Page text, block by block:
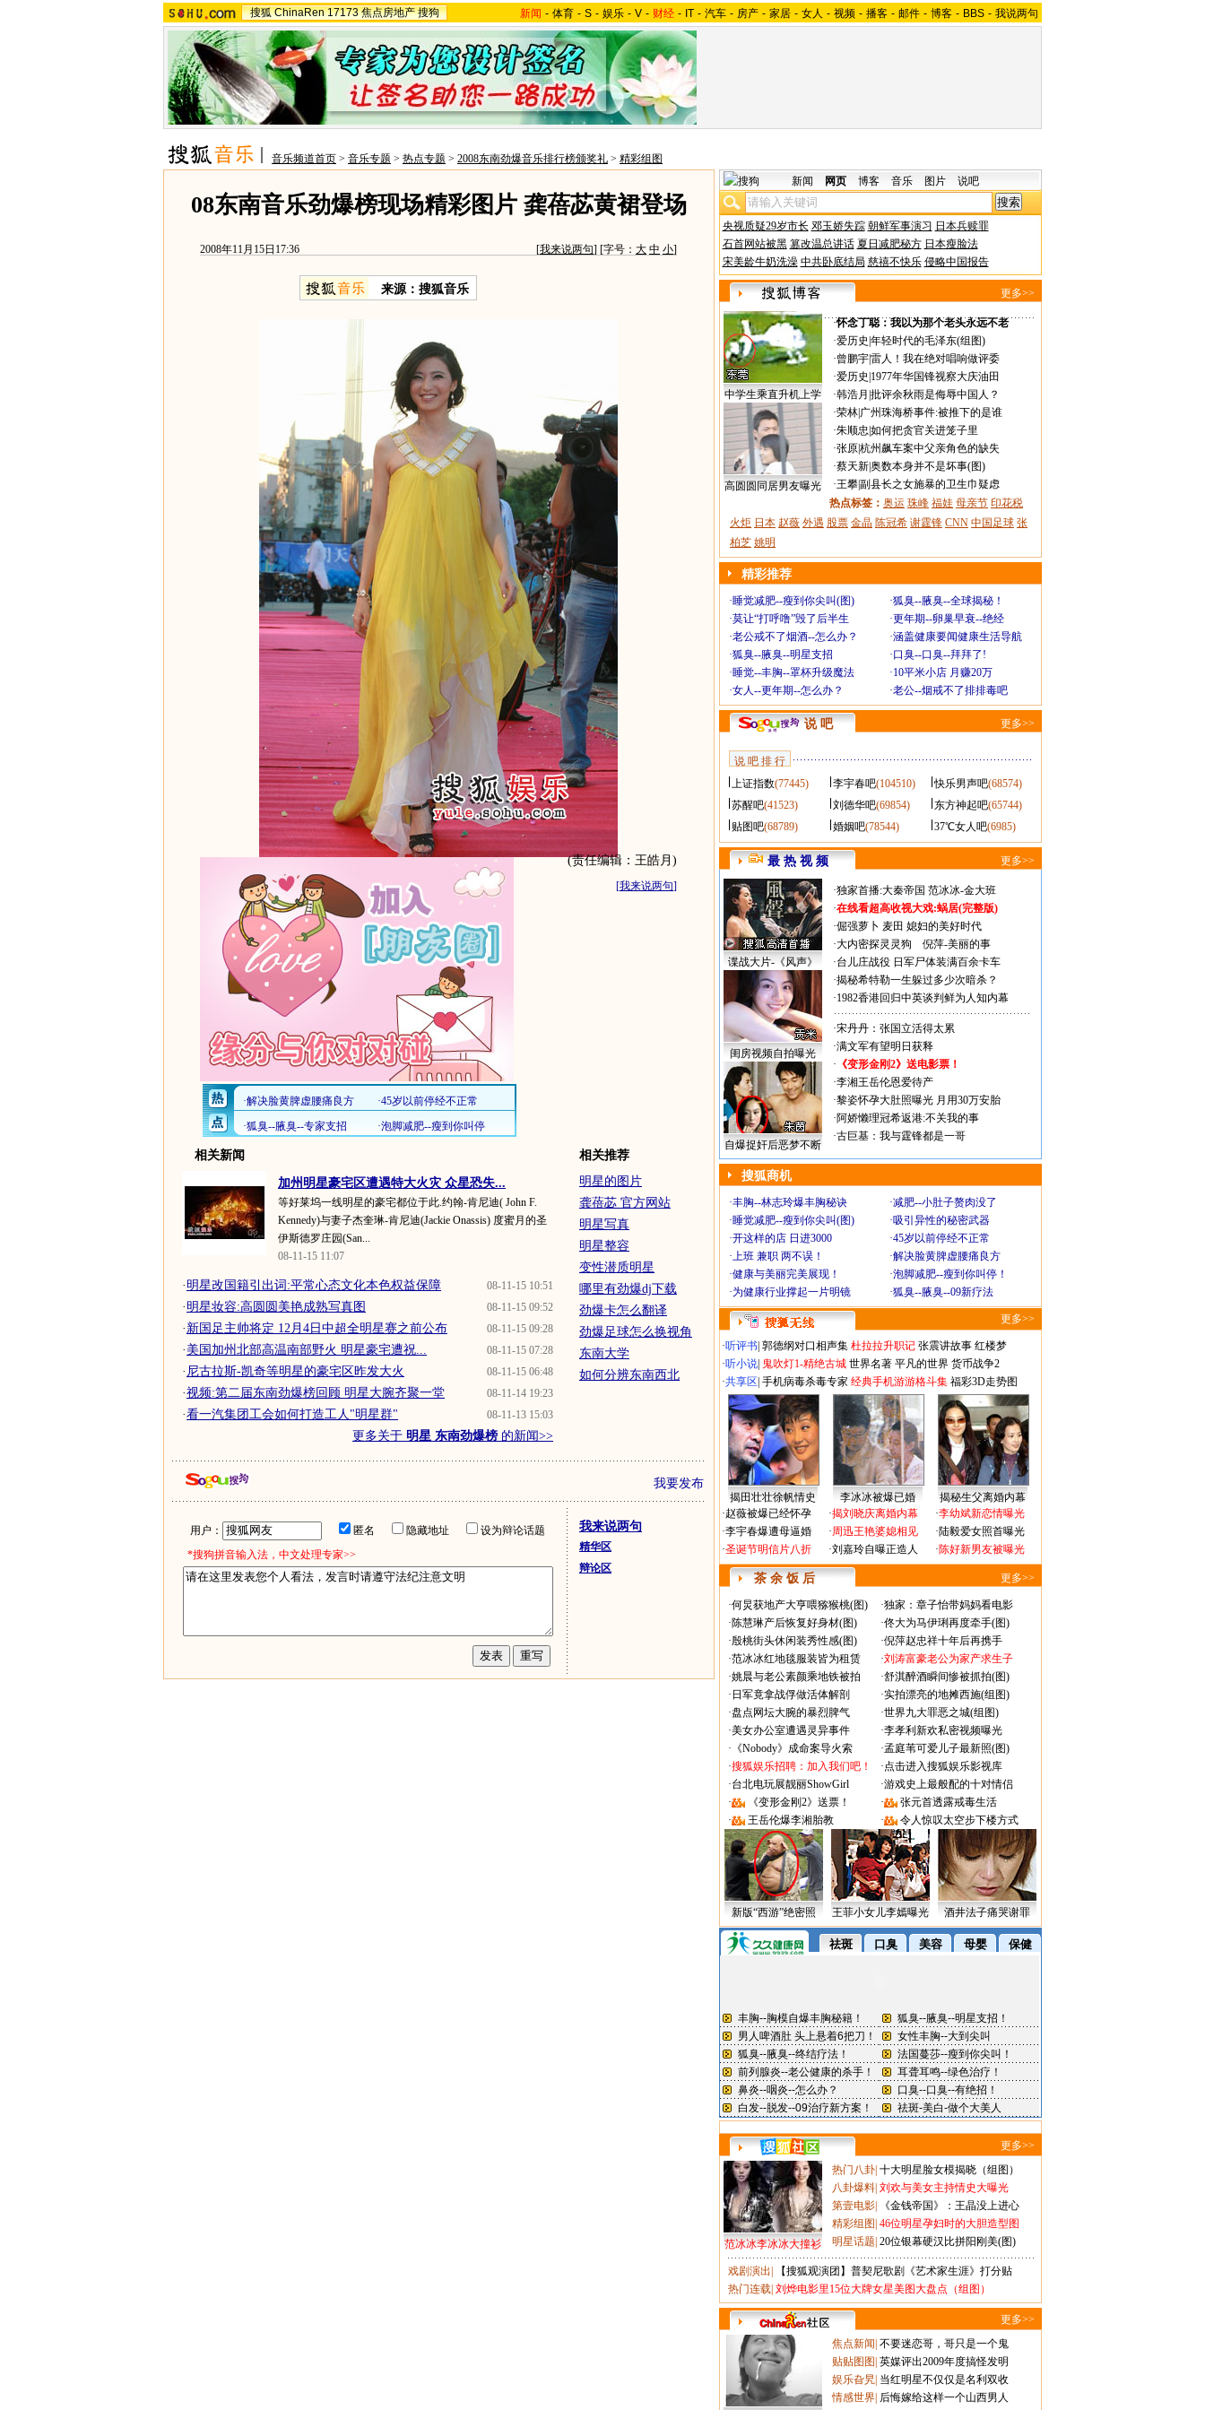
搜狐 ChinaRen 17173 焦点房地产 搜狗 新闻 - 体育 - S - 娱乐 - V - 财经 - IT - 汽车 - 房产 - 家居 - 女人 - 视频 - 播客 - 邮件 - 博客 - BBS - 我说两句
音乐频道首页 > 音乐专题 > 热点专题 > 2008东南劲爆音乐排行榜颁奖礼 > 精彩组图
08东南音乐劲爆榜现场精彩图片 龚蓓苾黄裙登场
2008年11月15日17:36 [我来说两句] [字号： 大 中 小]
来源：搜狐音乐
(责任编辑：王皓月)
[我来说两句]
相关新闻
加州明星豪宅区遭遇特大火灾 众星恐失...
等好莱坞一线明星的豪宅都位于此.约翰-肯尼迪( John F.
Kennedy)与妻子杰奎琳-肯尼迪(Jackie Onassis) 度蜜月的圣
伊斯德罗庄园(San...
08-11-15 11:07
08-11-15 10:51
· 明星改国籍引出词:平常心态文化本色权益保障
08-11-15 09:52
· 明星妆容:高圆圆美艳成熟写真图
08-11-15 09:28
· 新国足主帅将定 12月4日中超全明星赛之前公布
08-11-15 07:28
· 美国加州北部高温南部野火 明星豪宅遭祝...
08-11-15 06:48
· 尼古拉斯-凯奇等明星的豪宅区昨发大火
08-11-14 19:23
·视频:第二届东南劲爆榜回顾 明星大腕齐聚一堂
08-11-13 15:03
·看一汽集团工会如何打造工人"明星群"
更多关于 明星 东南劲爆榜 的新闻>>
相关推荐
明星的图片
龚蓓苾 官方网站
明星写真
明星整容
变性潜质明星
哪里有劲爆dj下载
劲爆卡怎么翻译
劲爆足球怎么换视角
东南大学
如何分辨东南西北
我要发布
用户： 匿名 隐藏地址
设为辩论话题
*搜狗拼音输入法，中文处理专家>>
我来说两句
精华区
辩论区
新闻 网页 博客 音乐 图片 说吧
央视质疑29岁市长 邓玉娇失踪 朝鲜军事演习 日本兵赎罪
石首网站被黑 篡改温总讲话 夏日减肥秘方 日本瘦脸法
宋美龄牛奶洗澡 中共卧底结局 慈禧不快乐 侵略中国报告
更多>>
中学生乘直升机上学
高圆圆同居男友曝光
·怀念丁聪：我以为那个老头永远不老
·爱历史 年轻时代的毛泽东(组图)
·曾鹏宇|雷人！我在绝对唱响做评委
·爱历史 1977年华国锋视察大庆油田
·韩浩月 批评余秋雨是侮辱中国人？
·荣林| 广州珠海桥事件:被推下的是谁
·朱顺忠 如何把贪官关进笼子里
·张原|杭州飙车案中父亲角色的缺失
·蔡天新|奥数本身并不是坏事(图)
·王攀|副县长之女施暴的卫生巾疑虑
热点标签： 奥运 珠峰 福娃 母亲节 印花税
火炬 日本 赵薇 外遇 股票 金晶 陈冠希 谢霆锋 CNN 中国足球 张
柏芝 姚明
精彩推荐
·睡觉减肥--瘦到你尖叫(图) ·狐臭--腋臭--全球揭秘！
·莫让“打呼噜”毁了后半生 ·更年期--卵巢早衰--绝经
·老公戒不了烟酒--怎么办？ ·涵盖健康要闻健康生活导航
·狐臭--腋臭--明星支招 ·口臭--口臭--拜拜了!
·睡觉--丰胸--罩杯升级魔法 ·10平米小店 月赚20万
·女人--更年期--怎么办？ ·老公--烟戒不了排排毒吧
说 吧 更多>>
说 吧 排 行
上证指数(77445) 李宇春吧(104510) 快乐男声吧(68574)
苏醒吧(41523) 刘德华吧(69854) 东方神起吧(65744)
贴图吧(68789) 婚姻吧(78544) 37℃女人吧(6985)
最 热 视 频 更多>>
谍战大片-《风声》
闺房视频自拍曝光
自爆捉奸后恶梦不断
·独家首播:大秦帝国 范冰冰-金大班
·在线看超高收视大戏:蜗居(完整版)
·倔强萝卜 麦田 媳妇的美好时代
·大内密探灵灵狗
倪萍-美丽的事
·台儿庄战役 日军尸体装满百余卡车
·揭秘希特勒一生躲过多少次暗杀？
·1982香港回归中英谈判鲜为人知内幕
·宋丹丹：张国立活得太累
·满文军有望明日获释
· 《变形金刚2》送电影票！
·李湘王岳伦恩爱待产
·黎姿怀孕大肚照曝光 月用30万安胎
·阿娇懒理冠希返港:不关我的事
·古巨基：我与霆锋都是一哥
搜狐商机
·丰胸--林志玲爆丰胸秘诀 ·减肥--小肚子赘肉没了
·睡觉减肥--瘦到你尖叫(图) ·吸引异性的秘密武器
·开这样的店 日进3000 ·45岁以前停经不正常
·上班 兼职 两不误！ ·解决脸黄脾虚腰痛良方
·健康与美丽完美展现！ ·泡脚减肥--瘦到你叫停！
·为健康行业撑起一片明镜 ·狐臭--腋臭--09新疗法
更多>>
·听评书 郭德纲对口相声集 杜拉拉升职记 张震讲故事 红楼梦
·听小说 鬼吹灯1-精绝古城 世界名著 平凡的世界 货币战争2
·共享区 手机病毒杀毒专家 经典手机游游格斗集 福彩3D走势图
揭田壮壮徐帆情史 李冰冰被爆已婚
揭秘生父离婚内幕
·赵薇被爆已经怀孕
·李宇春爆遭母逼婚
·圣诞节明信片八折
·揭刘晓庆离婚内幕
·周迅王艳婆媳相见
·刘嘉玲自曝正造人
·李幼斌新恋情曝光
·陆毅爱女照首曝光
·陈好新男友被曝光
茶 余 饭 后 更多>>
·何炅获地产大亨喂猕猴桃(图) ·独家：章子怡带妈妈看电影
·陈慧琳产后恢复好身材(图) ·佟大为马伊琍再度牵手(图)
·殷桃街头休闲装秀性感(图) ·倪萍赵忠祥十年后再携手
·范冰冰红地毯服装皆为租赁 ·刘涛富豪老公为家产求生子
·姚晨与老公素颜乘地铁被拍 ·舒淇醉酒瞬间惨被抓拍(图)
· 日军竟拿战俘做活体解剖 ·实拍漂亮的地摊西施(组图)
·盘点网坛大腕的暴烈脾气 ·世界九大罪恶之城(组图)
·美女办公室遭遇灵异事件 ·李孝利新欢私密视频曝光
· 《Nobody》成命案导火索 ·孟庭苇可爱儿子最新照(图)
·搜狐娱乐招聘：加入我们吧！ ·点击进入搜狐娱乐影视库
·台北电玩展靓丽ShowGirl ·游戏史上最般配的十对情侣
·
《变形金刚2》送票！ ·
张元首透露戒毒生活
·
王岳伦爆李湘胎教 · 令人惊叹太空步下楼方式
新版“西游”绝密照 王菲小女儿李嫣曝光 酒井法子痛哭谢罪
更多>>
范冰冰李冰冰大撞衫
热门八卦 十大明星脸女模揭晓（组图）
八卦爆料 刘欢与美女主持情史大曝光
第壹电影
《金钱帝国》：王晶没上进心
精彩组图 46位明星孕妇时的大胆造型图
明星话题 20位银幕硬汉比拼阳刚美(图)
戏剧演出
【搜狐观演团】普契尼歌剧《艺术家生涯》打分贴
热门连载 刘烨电影里15位大牌女星美图大盘点（组图）
更多>>
焦点新闻 不要迷恋哥，哥只是一个鬼
贴贴图图 英媒评出2009年度搞怪发明
娱乐旮旯 当红明星不仅仅是名利双收
情感世界 后悔嫁给这样一个山西男人